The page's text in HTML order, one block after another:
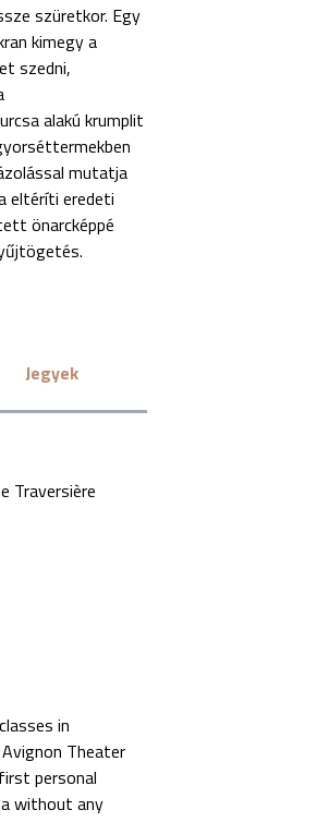
szüretkor. Egy
kimegy a
szedni,
alakú krumplit
mutatja
eltéríti eredeti
önarcképpé
Jegyek
Traversière
in
Theater
personal
without any